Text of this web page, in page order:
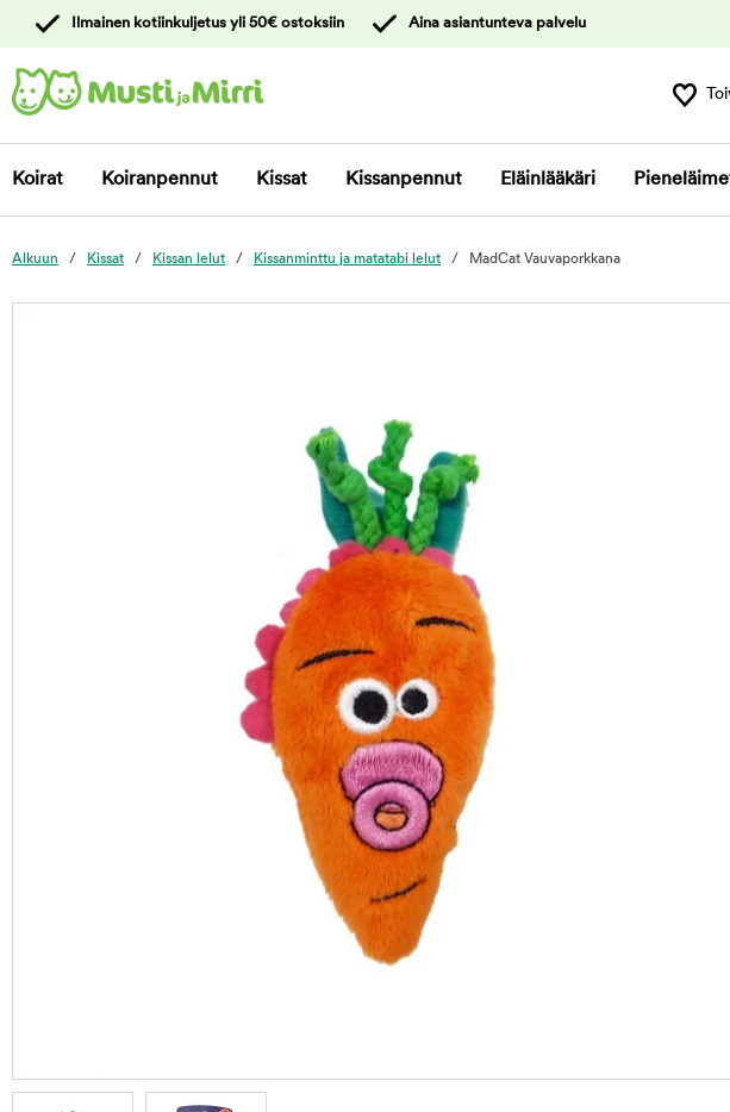
asiakaspalveluun
Ilmainen kotiinkuljetus yli 50€ ostoksiin Aina asiantunteva palvelu
Koirat Koiranpennut Kissat Kissanpennut Eläinlääkäri
Alkuun Kissat Kissan lelut Kissanminttu ja matatabi lelut MadCat Vauvaporkkana